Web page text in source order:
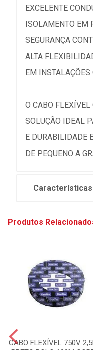
EXCELENTE
ISOLAMENTO EM
SEGURANÇA
ALTA
EM
O CABO
SOLUÇÃO IDEAL
E DURABILIDADE
DE PEQUENO A
Características
Produtos
CABO FLEXÍVEL 750V